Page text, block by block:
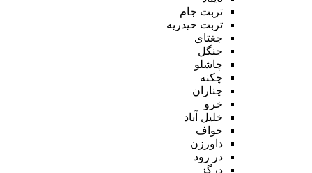
تربت جام
تربت حیدریه
جغتای
جنگل
چاشلو
چکنه
چناران
خرو
خلیل آباد
خواف
داورزن
در رود
درگز